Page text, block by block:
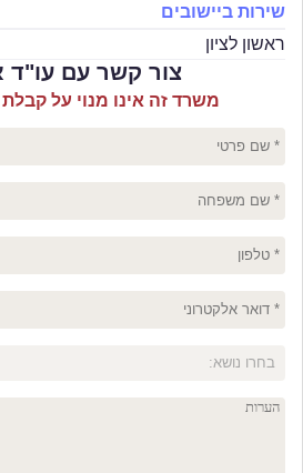
שירות ביישובים
ראשון לציון
צור קשר עם עו"ד
משרד זה אינו מנוי על